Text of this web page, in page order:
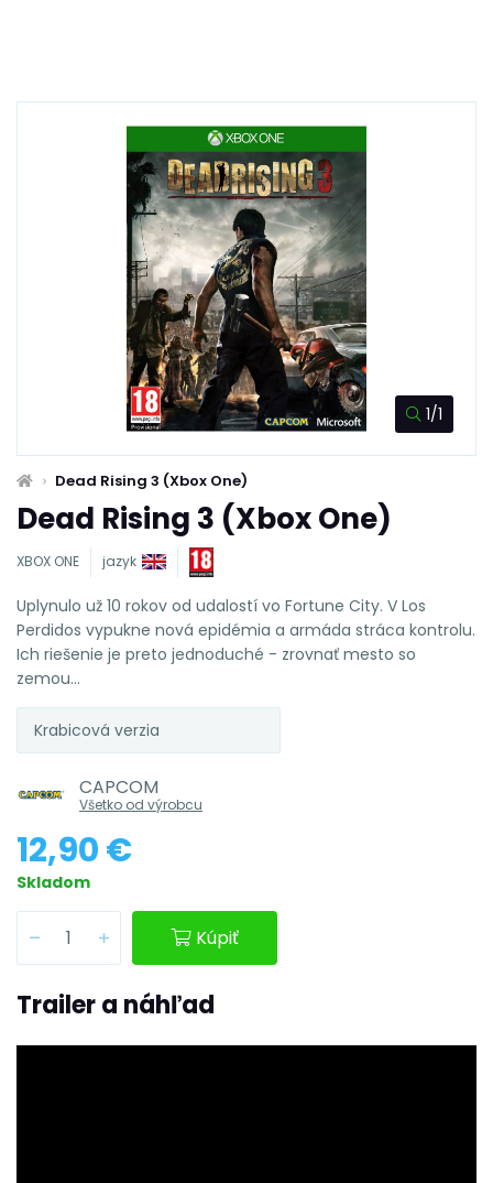
1/1
Dead Rising 3 (Xbox One)
Dead Rising 3 (Xbox One)
XBOX ONE jazyk
Uplynulo už 10 rokov od udalostí vo Fortune City. V Los
Perdidos vypukne nová epidémia a armáda stráca kontrolu.
Ich riešenie je preto jednoduché - zrovnať mesto so
zemou...
Krabicová verzia
CAPCOM
Všetko od výrobcu
12,90 €
Skladom
Kúpiť
Trailer a náhľad